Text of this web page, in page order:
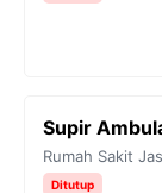
Supir
Rumah Sakit
Ditutup